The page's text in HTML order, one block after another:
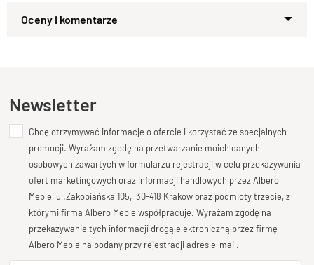
Wykończenie
Długość
100 cm
Wysokość
75 cm
Głębokość
40 cm
Szuflady
szuflada na prowadnicach drewnianych
Zapytaj o produkt
Dodaj opinię o produkcie
Twoja ocena
Bardzo dobry
Twoja opinia o produkcie
Newsletter
Chcę otrzymywać informacje o ofercie i korzystać ze specjalnych
promocji. Wyrażam zgodę na przetwarzanie moich danych
osobowych zawartych w formularzu rejestracji w celu przekazywania
ofert marketingowych oraz informacji handlowych przez Albero
Meble, ul.Zakopiańska 105, 30-418 Kraków oraz podmioty trzecie, z
którymi firma Albero Meble współpracuje. Wyrażam zgodę na
przekazywanie tych informacji drogą elektroniczną przez firmę
Albero Meble na podany przy rejestracji adres e-mail.